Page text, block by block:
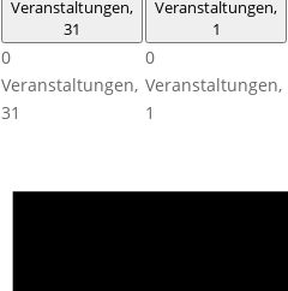
Veranstaltungen,
31
0
Veranstaltungen,
31
Veranstaltungen,
1
0
Veranstaltungen,
1